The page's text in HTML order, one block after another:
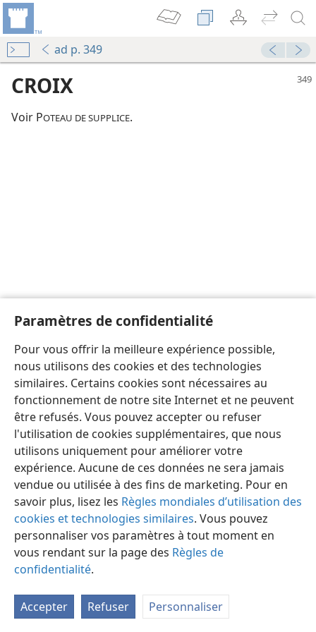
Paramètres de confidentialité
Pour vous offrir la meilleure expérience possible,
nous utilisons des cookies et des technologies
similaires. Certains cookies sont nécessaires au
fonctionnement de notre site Internet et ne peuvent
être refusés. Vous pouvez accepter ou refuser
l'utilisation de cookies supplémentaires, que nous
utilisons uniquement pour améliorer votre
expérience. Aucune de ces données ne sera jamais
vendue ou utilisée à des fins de marketing. Pour en
savoir plus, lisez les Règles mondiales d’utilisation des
cookies et technologies similaires. Vous pouvez
personnaliser vos paramètres à tout moment en
vous rendant sur la page des Règles de
confidentialité.
Accepter Refuser Personnaliser
ad p. 349
CROIX
Voir POTEAU DE SUPPLICE.
Français Partager Préférences
Copyright © 2026 Watch Tower Bible and Tract Society of Pennsylvania
Conditions d’utilisation
Règles de confidentialité
Paramètres de confidentialité
JW.ORG Se connecter